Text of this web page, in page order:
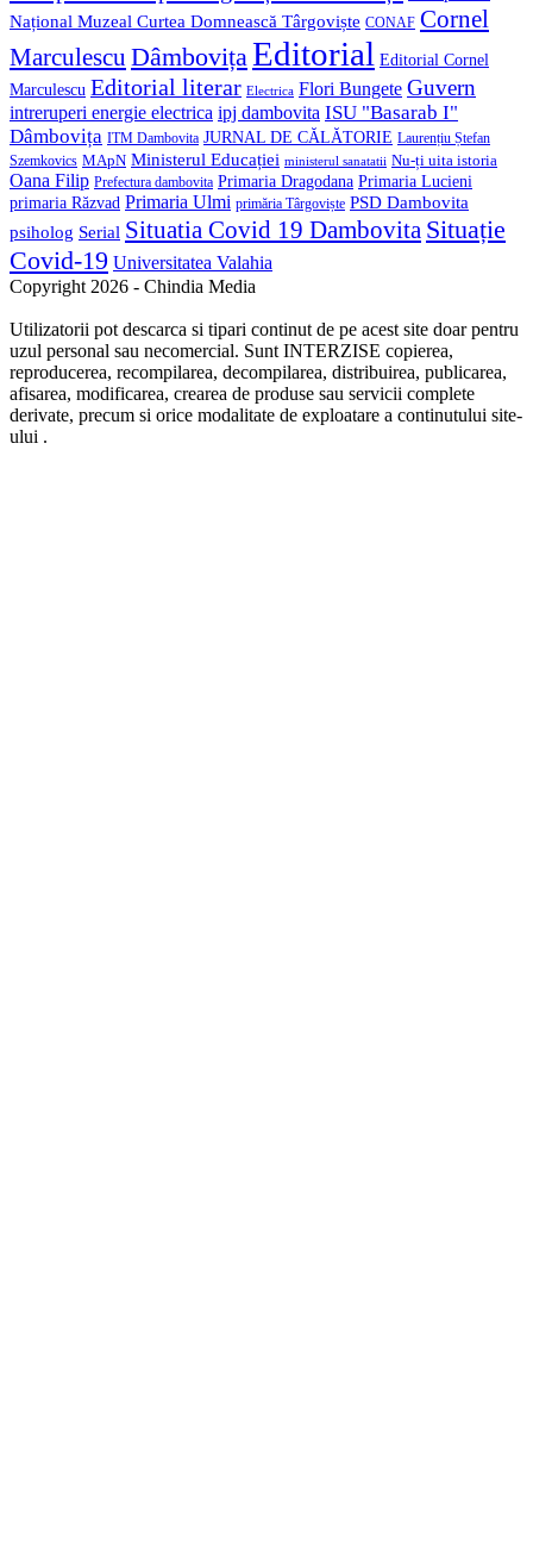
Național Muzeal Curtea Domnească Târgoviște CONAF Cornel
Marculescu DâmbovițaEditorial Editorial Cornel
Marculescu Editorial literar Electrica Flori Bungete Guvern
intreruperi energie electrica ipj dambovita ISU "Basarab I"
Dâmbovița ITM Dambovita JURNAL DE CĂLĂTORIE Laurențiu Ștefan
Szemkovics MApN Ministerul Educației ministerul sanatatii Nu-ți uita istoria
Oana Filip Prefectura dambovita Primaria Dragodana Primaria Lucieni
primaria Răzvad Primaria Ulmi primăria Târgoviște PSD Dambovita
psiholog Serial Situatia Covid 19 Dambovita Situație
Covid-19 Universitatea Valahia
Copyright 2026 - Chindia Media
Utilizatorii pot descarca si tipari continut de pe acest site doar pentru
uzul personal sau necomercial. Sunt INTERZISE copierea,
reproducerea, recompilarea, decompilarea, distribuirea, publicarea,
afisarea, modificarea, crearea de produse sau servicii complete
derivate, precum si orice modalitate de exploatare a continutului site-
ului .